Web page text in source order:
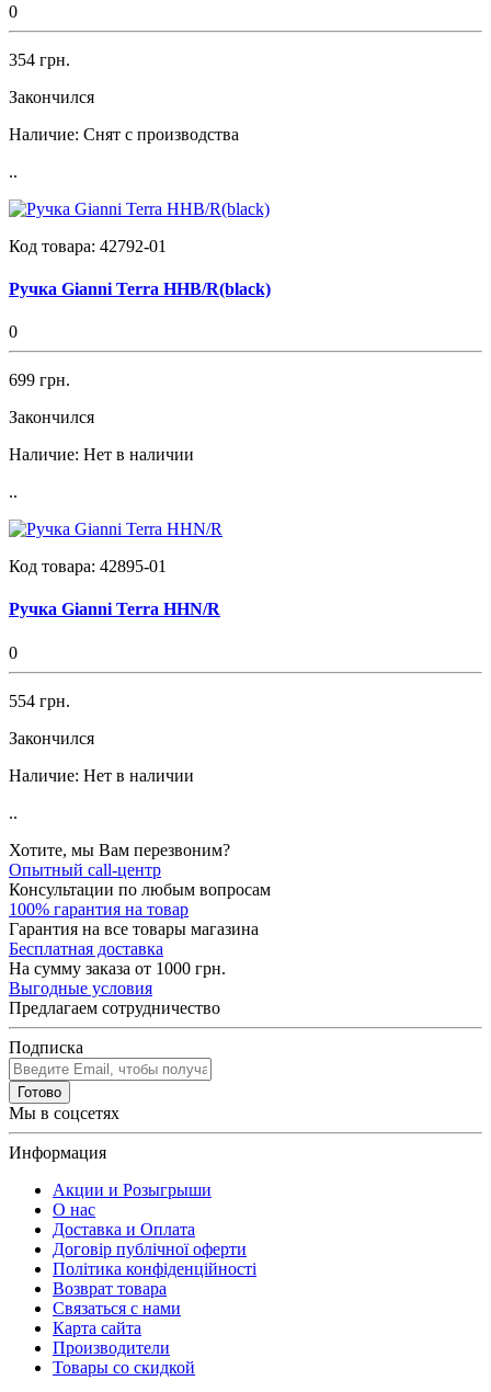
0
354 грн.
Закончился
Наличие: Снят с производства
..
Код товара: 42792-01
Ручка Gianni Terra HHB/R(black)
0
699 грн.
Закончился
Наличие: Нет в наличии
..
Код товара: 42895-01
Ручка Gianni Terra HHN/R
0
554 грн.
Закончился
Наличие: Нет в наличии
..
Хотите, мы Вам перезвоним?
Опытный call-центр
Консультации по любым вопросам
100% гарантия на товар
Гарантия на все товары магазина
Бесплатная доставка
На сумму заказа от 1000 грн.
Выгодные условия
Предлагаем сотрудничество
Подписка
Готово
Мы в соцсетях
Информация
Акции и Розыгрыши
О нас
Доставка и Оплата
Договір публічної оферти
Політика конфіденційності
Возврат товара
Связаться с нами
Карта сайта
Производители
Товары со скидкой